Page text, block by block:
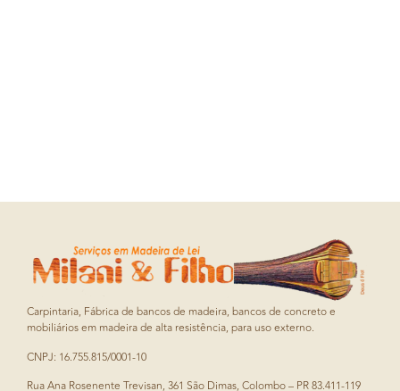
Carpintaria, Fábrica de bancos de madeira, bancos de concreto e
mobiliários em madeira de alta resistência, para uso externo.
CNPJ: 16.755.815/0001-10
Rua Ana Rosenente Trevisan, 361 São Dimas, Colombo – PR 83.411-119